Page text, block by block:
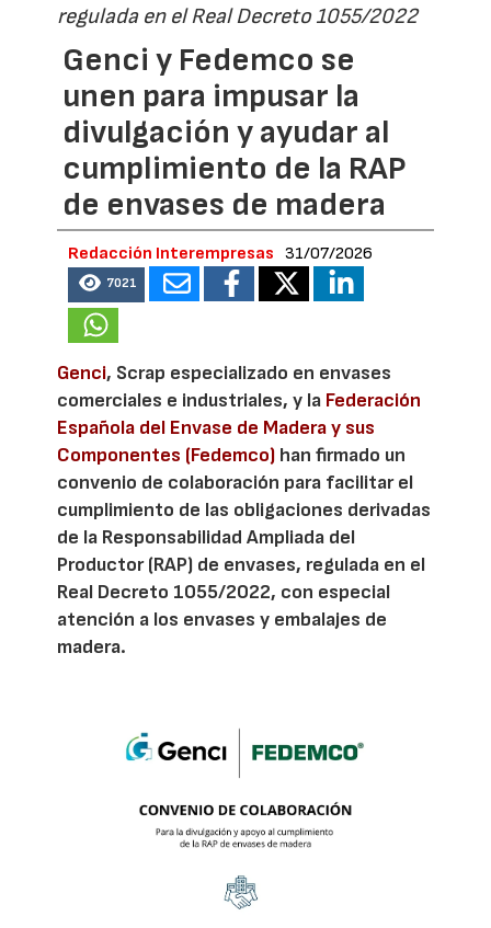
regulada en el Real Decreto 1055/2022
Genci y Fedemco se
unen para impusar la
divulgación y ayudar al
cumplimiento de la RAP
de envases de madera
Redacción Interempresas 31/07/2026
7021
Genci, Scrap especializado en envases
comerciales e industriales, y la Federación
Española del Envase de Madera y sus
Componentes (Fedemco) han firmado un
convenio de colaboración para facilitar el
cumplimiento de las obligaciones derivadas
de la Responsabilidad Ampliada del
Productor (RAP) de envases, regulada en el
Real Decreto 1055/2022, con especial
atención a los envases y embalajes de
madera.